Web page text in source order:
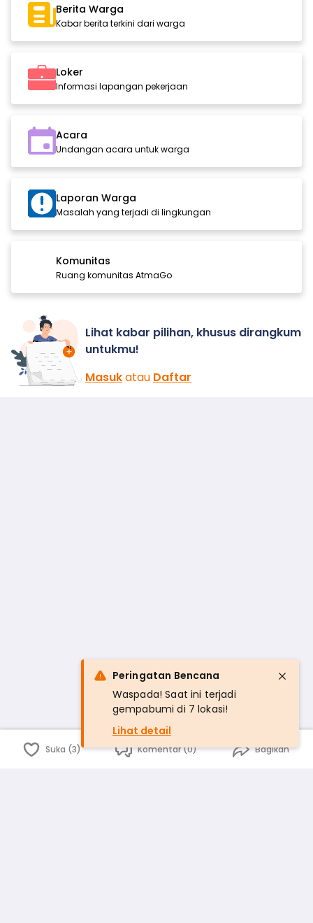
Berita Warga
Kabar berita terkini dari warga
Loker
Informasi lapangan pekerjaan
Acara
Undangan acara untuk warga
Laporan Warga
Masalah yang terjadi di lingkungan
Komunitas
Ruang komunitas AtmaGo
Lihat kabar pilihan, khusus dirangkum
untukmu!
Masukatau Daftar
Suka (3) Komentar (0) Bagikan
Peringatan Bencana
Waspada! Saat ini terjadi
gempabumi di 7 lokasi!
Lihat detail